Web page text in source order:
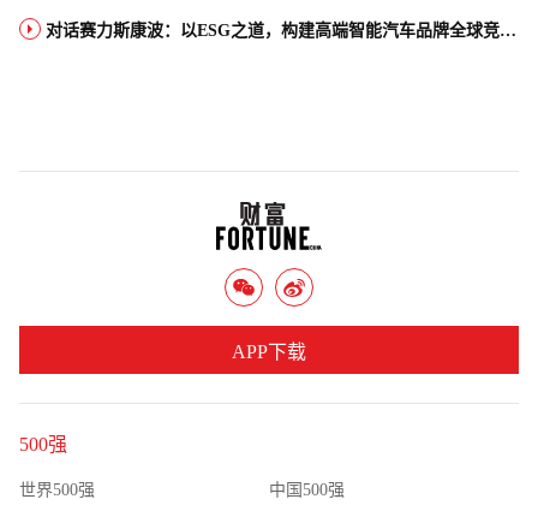
对话赛力斯康波：以ESG之道，构建高端智能汽车品牌全球竞争力
500强
世界500强 中国500强
APP下载